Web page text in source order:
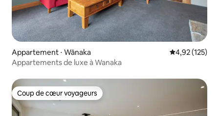
Appartement ⋅ Wānaka Évaluation
4,92 (125)
Appartements de luxe à Wanaka
Coup de cœur voyageurs
Coup de cœur voyageurs